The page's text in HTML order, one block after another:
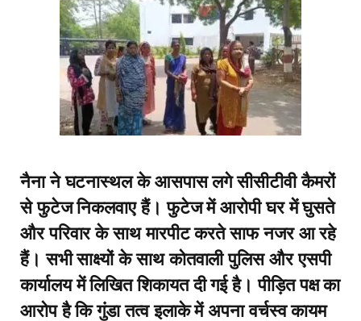
नैना ने घटनास्थल के आसपास लगे सीसीटीवी कैमरों
से फुटेज निकलवाए हैं। फुटेज में आरोपी घर में घुसते
और परिवार के साथ मारपीट करते साफ नजर आ रहे
हैं। सभी साक्ष्यों के साथ कोतवाली पुलिस और एसपी
कार्यालय में लिखित शिकायत दी गई है। पीड़ित पक्ष का
आरोप है कि गुंडा तत्व इलाके में अपना वर्चस्व कायम